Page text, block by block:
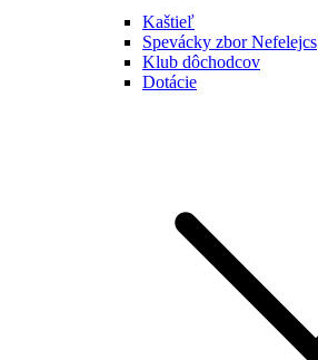
Kaštieľ
Spevácky zbor Nefelejcs
Klub dôchodcov
Dotácie